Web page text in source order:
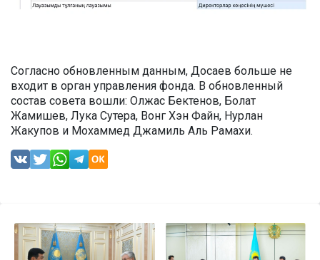
Согласно обновленным данным, Досаев больше не
входит в орган управления фонда. В обновленный
состав совета вошли: Олжас Бектенов, Болат
Жамишев, Лука Сутера, Вонг Хэн Файн, Нурлан
Жакупов и Мохаммед Джамиль Аль Рамахи.